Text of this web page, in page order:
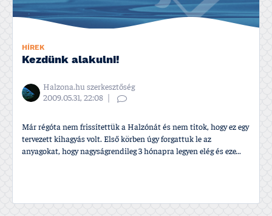
HÍREK
Kezdünk alakulni!
Halzona.hu szerkesztőség
2009.05.31, 22:08
Már régóta nem frissí­tettük a Halzónát és nem titok, hogy ez egy
tervezett kihagyás volt. Első körben úgy forgattuk le az
anyagokat, hogy nagyságrendileg 3 hónapra legyen elég és eze...